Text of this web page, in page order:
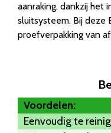
aanraking, dankzij het
sluitsysteem. Bij deze
proefverpakking van
Voordelen:
Eenvoudig te